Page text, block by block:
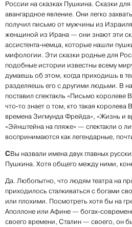
России на сказках Пушкина. Сказки
авангардное явление. Они легко
получил письмо от мужчины из
женщиной из Ирана — они знают эти
ассистента-немца, которые нашли
мифологии. Эти сказки родные для
подобные истории известны всему
думаешь об этом, когда приходишь в
разделяешь его с другими людьми. В
поставил спектакль «Письмо
что-то знает о том, кто такая
времена Зигмунда Фрейда», «Жизнь и
«Эйнштейна на пляже» — спектакли о
воспринимаются как легендарные,
СВы назвали имена двух главных
Пушкина. Хотя общего между ними,
Да. Любопытно, что людям театра на
приходилось сталкиваться с богами
или плохими. Посмотреть хотя бы на
Аполлоне или Афине — богах-
своего времени, Сталин — своего, он